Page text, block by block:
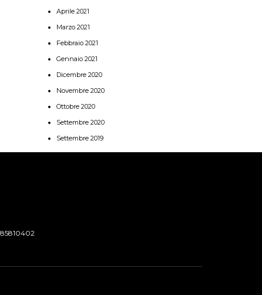
Aprile 2021
Marzo 2021
Febbraio 2021
Gennaio 2021
Dicembre 2020
Novembre 2020
Ottobre 2020
Settembre 2020
Settembre 2019